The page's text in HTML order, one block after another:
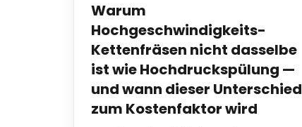
Warum
Hochgeschwindigkeits-
Kettenfräsen nicht dasselbe
ist wie Hochdruckspülung —
und wann dieser Unterschied
zum Kostenfaktor wird